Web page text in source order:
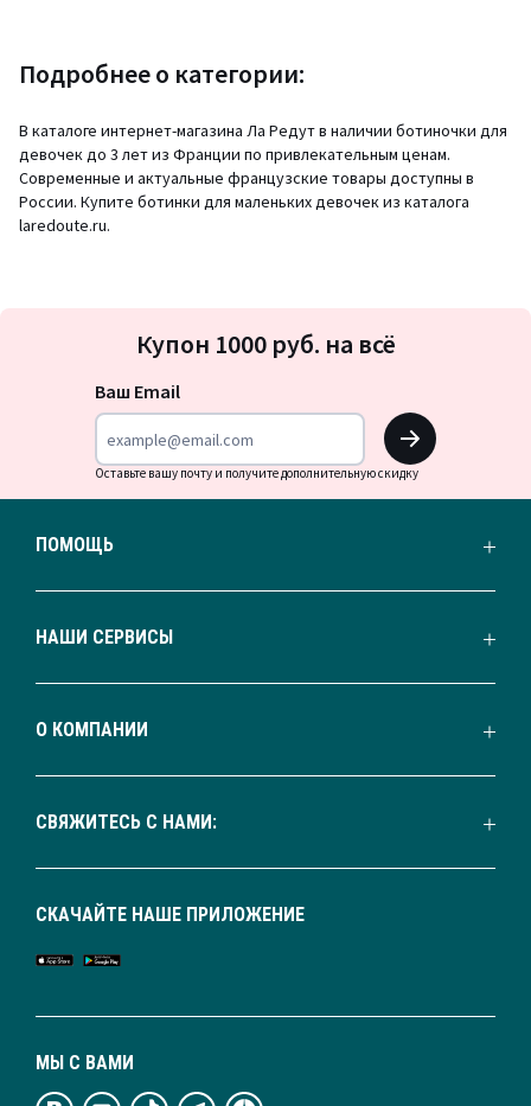
Подробнее о категории:
В каталоге интернет-магазина Ла Редут в наличии ботиночки для
девочек до 3 лет из Франции по привлекательным ценам.
Современные и актуальные французские товары доступны в
России. Купите ботинки для маленьких девочек из каталога
laredoute.ru.
на
Купон 1000 руб. на всё
Ваш Email
OK
Оставьте вашу почту и получите дополнительную скидку
ПОМОЩЬ
НАШИ СЕРВИСЫ
О КОМПАНИИ
СВЯЖИТЕСЬ С НАМИ:
МЫ С ВАМИ
СКАЧАЙТЕ НАШЕ ПРИЛОЖЕНИЕ